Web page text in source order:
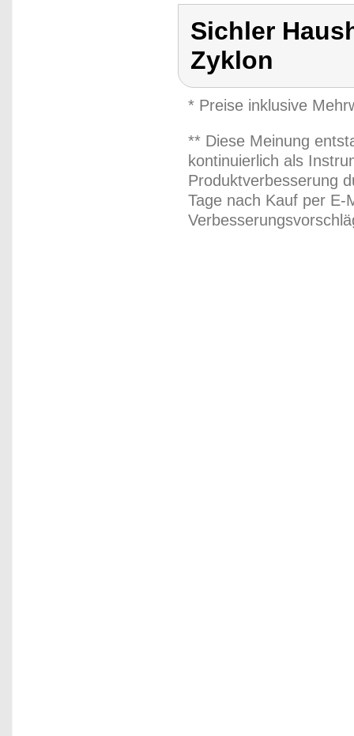
Sichler
Zyklon
* Preise inklusive
** Diese Meinung
kontinuierlich als
Produktverbesserung
Tage nach Kauf per E-